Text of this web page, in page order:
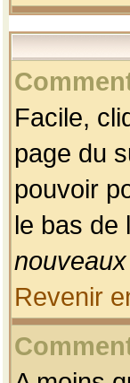
Facile,
page du
pouvoir
le bas de
Revenir